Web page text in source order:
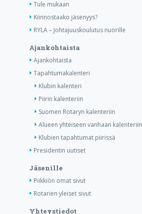
Tule mukaan
Kiinnostaako jäsenyys?
RYLA – Johtajuuskoulutus nuorille
Ajankohtaista
Ajankohtaista
Tapahtumakalenteri
Klubin kalenteri
Piirin kalenteriin
Suomen Rotaryn kalenteriin
Alueen yhteiseen vanhaan kalenteriin
Klubien tapahtumat piirissä
Presidentin uutiset
Jäsenille
Piikkiön omat sivut
Rotarien yleiset sivut
Yhteystiedot